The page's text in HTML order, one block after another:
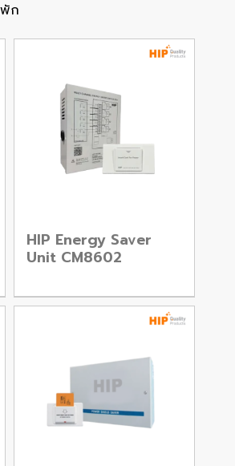
พัก
HIP Energy Saver
Unit CM8602